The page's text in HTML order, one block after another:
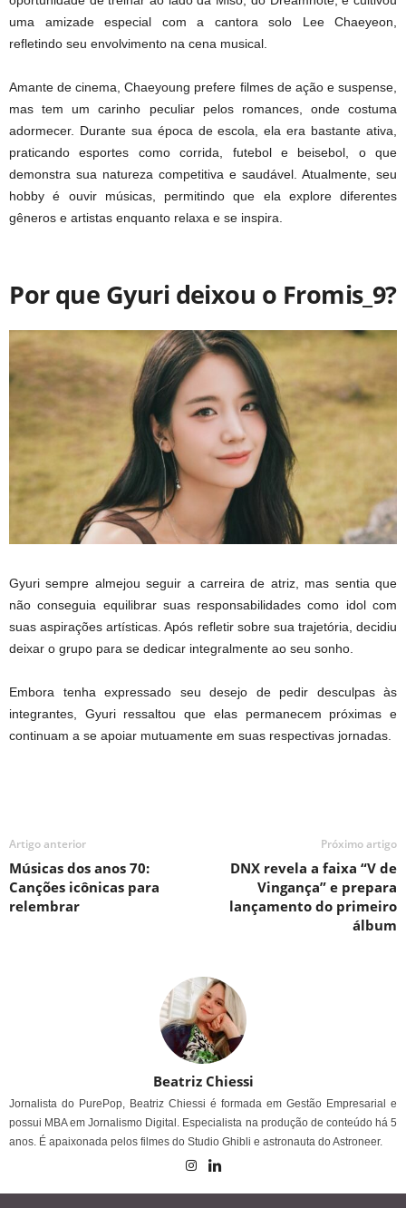
uma amizade especial com a cantora solo Lee Chaeyeon,
refletindo seu envolvimento na cena musical.
Amante de cinema, Chaeyoung prefere filmes de ação e suspense,
mas tem um carinho peculiar pelos romances, onde costuma
adormecer. Durante sua época de escola, ela era bastante ativa,
praticando esportes como corrida, futebol e beisebol, o que
demonstra sua natureza competitiva e saudável. Atualmente, seu
hobby é ouvir músicas, permitindo que ela explore diferentes
gêneros e artistas enquanto relaxa e se inspira.
Por que Gyuri deixou o Fromis_9?
Gyuri sempre almejou seguir a carreira de atriz, mas sentia que
não conseguia equilibrar suas responsabilidades como idol com
suas aspirações artísticas. Após refletir sobre sua trajetória, decidiu
deixar o grupo para se dedicar integralmente ao seu sonho.
Embora tenha expressado seu desejo de pedir desculpas às
integrantes, Gyuri ressaltou que elas permanecem próximas e
continuam a se apoiar mutuamente em suas respectivas jornadas.
Artigo anterior
Músicas dos anos 70:
Canções icônicas para
relembrar
Próximo artigo
DNX revela a faixa “V de
Vingança” e prepara
lançamento do primeiro
álbum
Beatriz Chiessi
Jornalista do PurePop, Beatriz Chiessi é formada em Gestão Empresarial e
possui MBA em Jornalismo Digital. Especialista na produção de conteúdo há 5
anos. É apaixonada pelos filmes do Studio Ghibli e astronauta do Astroneer.